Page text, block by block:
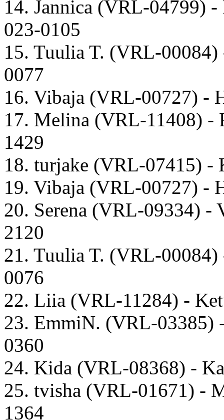
14. Jannica (VRL-04799)
023-0105
15. Tuulia T. (VRL-
0077
16. Vibaja (VRL-00727) -
17. Melina (VRL-11408) -
1429
18. turjake (VRL-07415) -
19. Vibaja (VRL-00727) -
20. Serena (VRL-09334)
2120
21. Tuulia T. (VRL-
0076
22. Liia (VRL-11284) -
23. EmmiN. (VRL-03385)
0360
24. Kida (VRL-08368) -
25. tvisha (VRL-01671) -
1364